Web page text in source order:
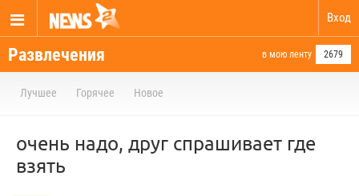
Вход
Развлечения в мою ленту 2679
Лучшее Горячее Новое
очень надо, друг спрашивает где
взять